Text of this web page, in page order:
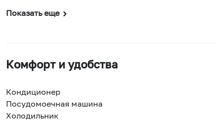
Показать еще
Комфорт и удобства
Кондиционер
Посудомоечная машина
Холодильник